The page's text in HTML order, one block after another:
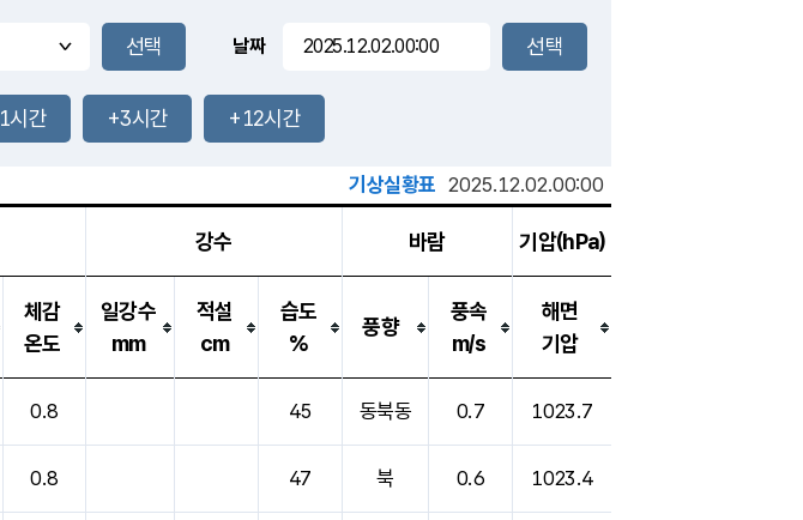
-mm
-mm
장호원
35.4℃
1.9m/s
-mm
-mm
날짜
시간 +3시간 +12시간
기상실황표 2025.12.02.00:00
강수 바람 기압(hPa)
체감
온도
일강수
mm
적설
cm
습도
%
풍향
풍속
m/s
해면
기압
0.8 45 동북동 0.7 1023.7
0.8 47 북 0.6 1023.4